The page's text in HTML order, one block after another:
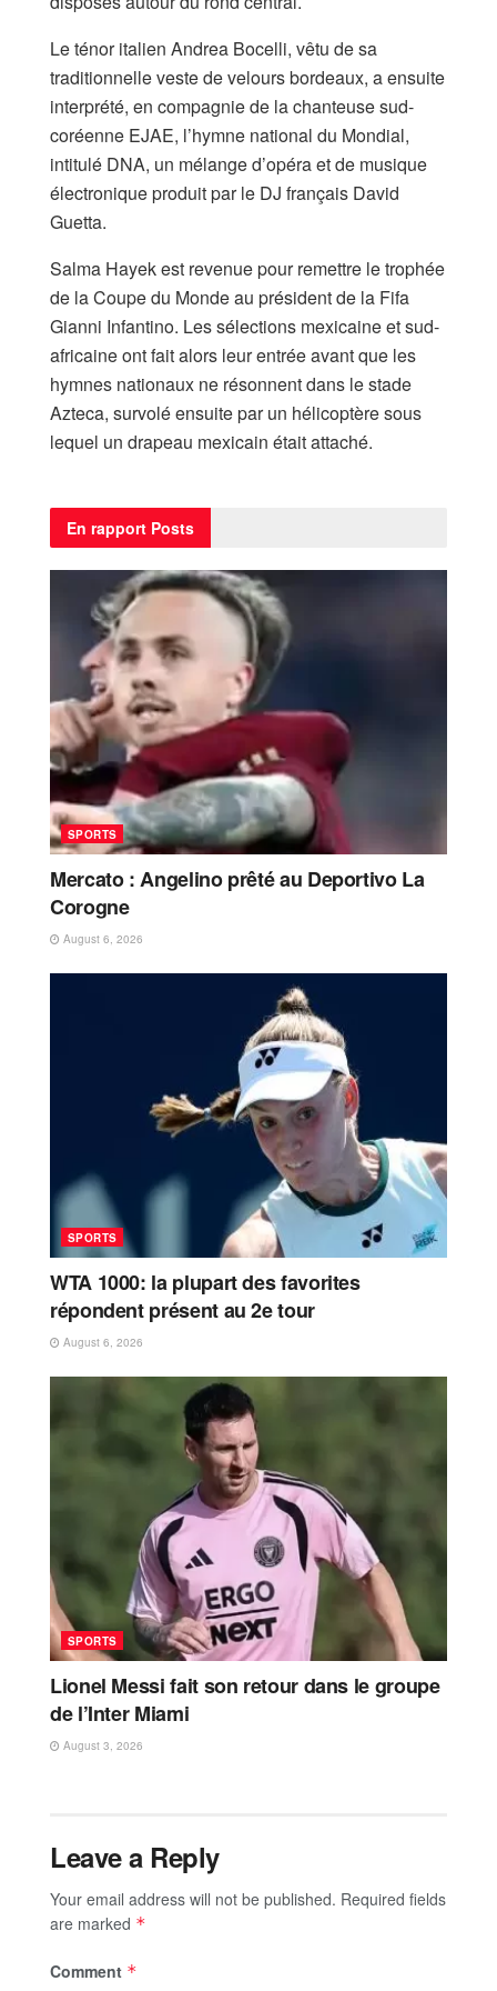
Le ténor italien Andrea Bocelli, vêtu de sa
traditionnelle veste de velours bordeaux, a ensuite
interprété, en compagnie de la chanteuse sud-
coréenne EJAE, l’hymne national du Mondial,
intitulé DNA, un mélange d’opéra et de musique
électronique produit par le DJ français David
Guetta.
Salma Hayek est revenue pour remettre le trophée
de la Coupe du Monde au président de la Fifa
Gianni Infantino. Les sélections mexicaine et sud-
africaine ont fait alors leur entrée avant que les
hymnes nationaux ne résonnent dans le stade
Azteca, survolé ensuite par un hélicoptère sous
lequel un drapeau mexicain était attaché.
En rapport Posts
SPORTS
Mercato : Angelino prêté au Deportivo La
Corogne
August 6, 2026
SPORTS
WTA 1000: la plupart des favorites
répondent présent au 2e tour
August 6, 2026
SPORTS
Lionel Messi fait son retour dans le groupe
de l’Inter Miami
August 3, 2026
Leave a Reply
Your email address will not be published. Required fields
are marked *
Comment *